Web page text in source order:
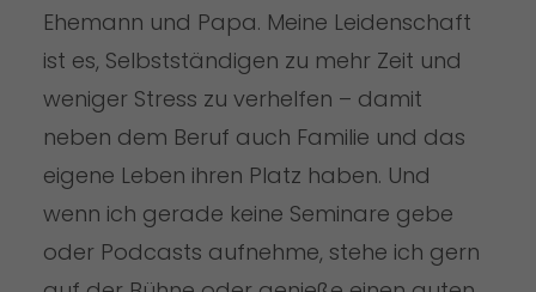
Ehemann und Papa. Meine Leidenschaft
ist es, Selbstständigen zu mehr Zeit und
weniger Stress zu verhelfen – damit
neben dem Beruf auch Familie und das
eigene Leben ihren Platz haben. Und
wenn ich gerade keine Seminare gebe
oder Podcasts aufnehme, stehe ich gern